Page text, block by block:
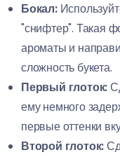
Бокал:
"снифтер". Такая
ароматы и
сложность букета.
Первый глоток:
ему немного
первые оттенки
Второй глоток: